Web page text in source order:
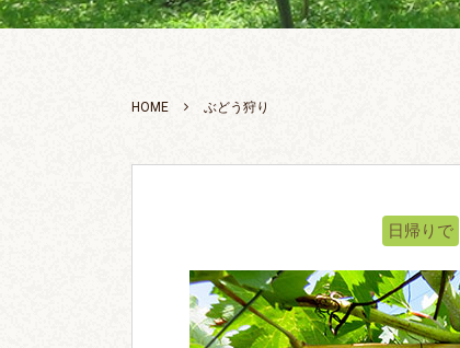
HOME ぶどう狩り
日帰りで